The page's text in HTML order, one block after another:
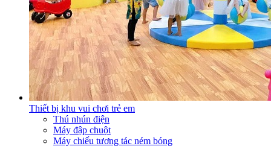
Thiết bị khu vui chơi trẻ em
Thú nhún điện
Máy đập chuột
Máy chiếu tương tác ném bóng